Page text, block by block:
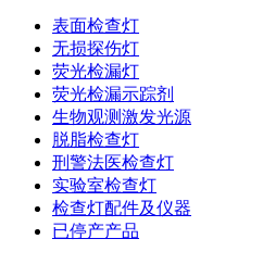
表面检查灯
无损探伤灯
荧光检漏灯
荧光检漏示踪剂
生物观测激发光源
脱脂检查灯
刑警法医检查灯
实验室检查灯
检查灯配件及仪器
已停产产品